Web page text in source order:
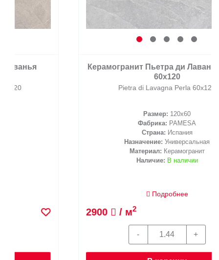
Керамогранит Пьетра ди Лаванья Перла
Pietra di Lavagna Perla 60x120
PAMESA
Универсальная
Керамогранит
В наличии
2900